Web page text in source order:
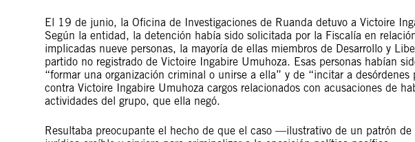
El 19 de junio, la Oficina de Investigaciones de Ruanda detuvo a Victoire
Según la entidad, la detención había sido solicitada por la Fiscalía en
implicadas nueve personas, la mayoría de ellas miembros de Desarrollo y
partido no registrado de Victoire Ingabire Umuhoza. Esas personas habían
“formar una organización criminal o unirse a ella” y de “incitar a
contra Victoire Ingabire Umuhoza cargos relacionados con acusaciones de
actividades del grupo, que ella negó.
Resultaba preocupante el hecho de que el caso —ilustrativo de un patrón